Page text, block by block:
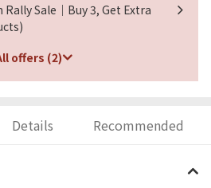
Rally Sale｜Buy 3, Get Extra
offers (2)
Details Recommended